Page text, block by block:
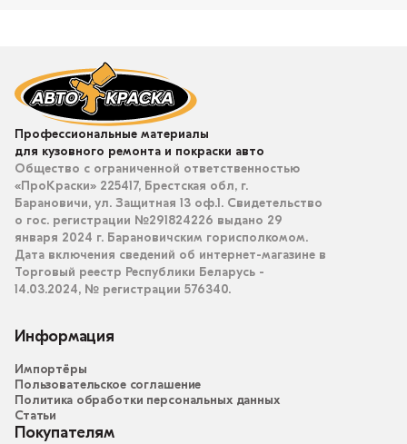
Профессиональные материалы
для кузовного ремонта и покраски авто
Общество с ограниченной ответственностью
«ПроКраски» 225417, Брестская обл, г.
Барановичи, ул. Защитная 13 оф.1. Свидетельство
о гос. регистрации №291824226 выдано 29
января 2024 г. Барановичским горисполкомом.
Дата включения сведений об интернет-магазине в
Торговый реестр Республики Беларусь -
14.03.2024, № регистрации 576340.
Информация
Импортёры
Пользовательское соглашение
Политика обработки персональных данных
Статьи
Покупателям